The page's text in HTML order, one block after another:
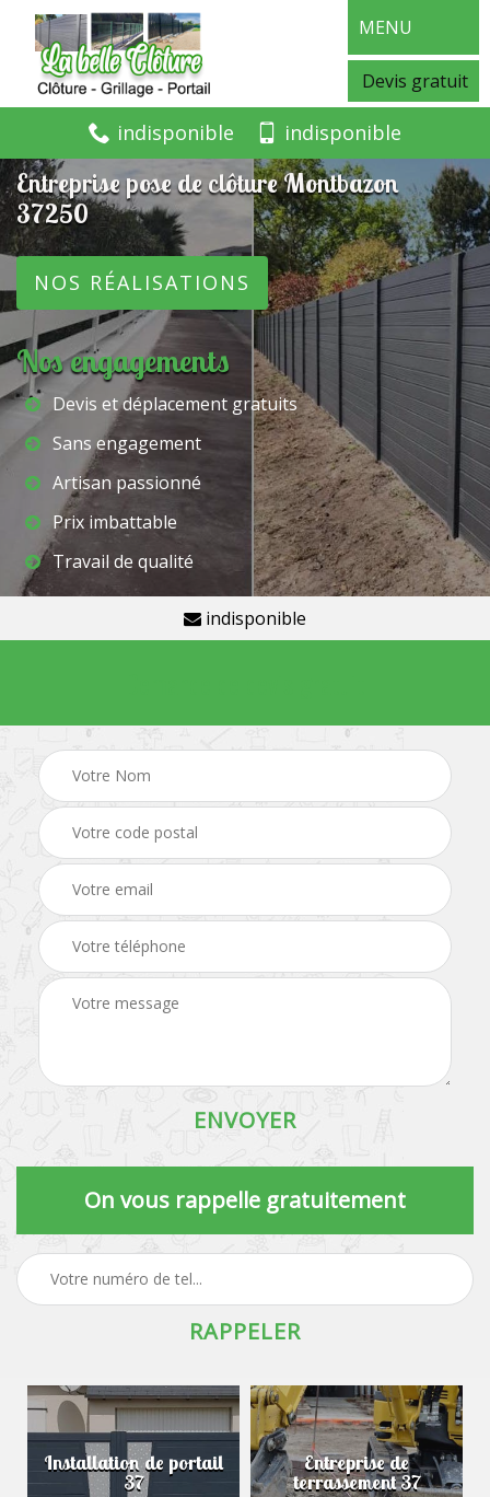
MENU
Devis gratuit
indisponible indisponible
Entreprise pose de clôture Montbazon
37250
NOS RÉALISATIONS
Nos engagements
Devis et déplacement gratuits
Sans engagement
Artisan passionné
Prix imbattable
Travail de qualité
indisponible
On vous rappelle gratuitement
Installation de portail
37
Entreprise de
terrassement 37